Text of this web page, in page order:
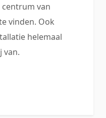
van
vinden. Ook
helemaal
van.